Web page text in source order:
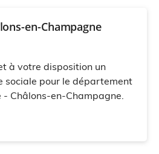
en-Champagne
à votre disposition un
sociale pour le département
Châlons-en-Champagne.